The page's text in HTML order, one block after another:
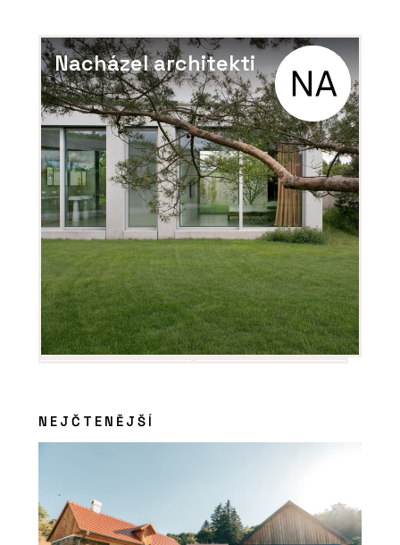
Nacházel architekti
NEJČTENĚJŠÍ